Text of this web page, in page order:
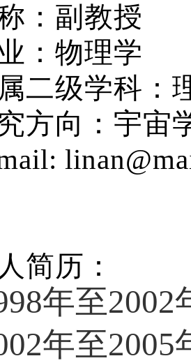
：副教授
：物理学
二级学科：
方向：宇宙
简历：
年至2002
年至2005